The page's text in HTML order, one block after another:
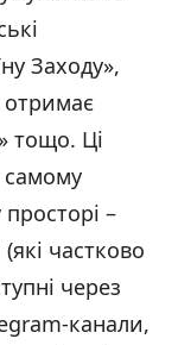
Заходу»,
отримає
тощо. Ці
самому
–
частково
через
канали,